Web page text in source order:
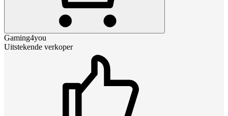
Gaming4you
Uitstekende verkoper